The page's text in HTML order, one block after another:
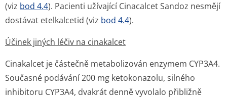
(viz bod 4.4). Pacienti užívající Cinacalcet Sandoz nesmějí
dostávat etelkalcetid (viz bod 4.4).
Účinek jiných léčiv na cinakalcet
Cinakalcet je částečně metabolizován enzymem CYP3A4.
Současné podávání 200 mg ketokonazolu, silného
inhibitoru CYP3A4, dvakrát denně vyvolalo přibližně